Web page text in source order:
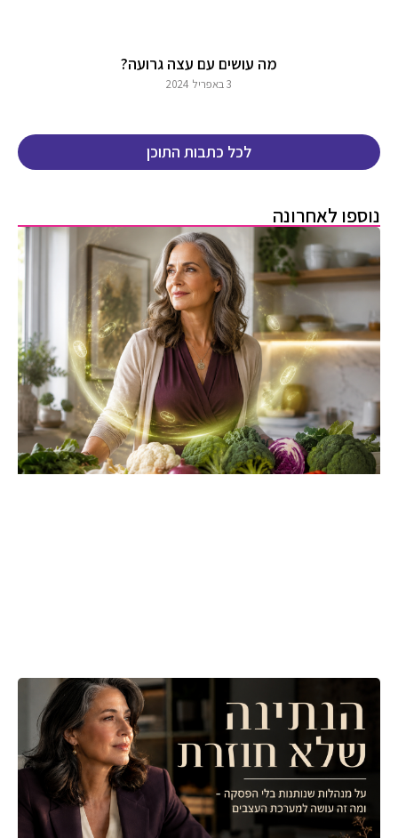
מה עושים עם עצה גרועה?
3 באפריל 2024
לכל כתבות התוכן
נוספו לאחרונה